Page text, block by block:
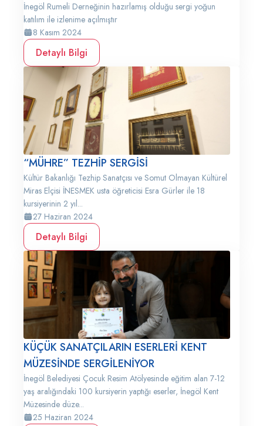
İnegöl Rumeli Derneğinin hazırlamış olduğu sergi yoğun
katılım ile izlenime açılmıştır
8 Kasım 2024
Detaylı Bilgi
“MÜHRE” TEZHİP SERGİSİ
Kültür Bakanlığı Tezhip Sanatçısı ve Somut Olmayan Kültürel
Miras Elçisi İNESMEK usta öğreticisi Esra Gürler ile 18
kursiyerinin 2 yıl...
27 Haziran 2024
Detaylı Bilgi
KÜÇÜK SANATÇILARIN ESERLERİ KENT
MÜZESİNDE SERGİLENİYOR
İnegöl Belediyesi Çocuk Resim Atölyesinde eğitim alan 7-12
yaş aralığındaki 100 kursiyerin yaptığı eserler, İnegöl Kent
Müzesinde düze...
25 Haziran 2024